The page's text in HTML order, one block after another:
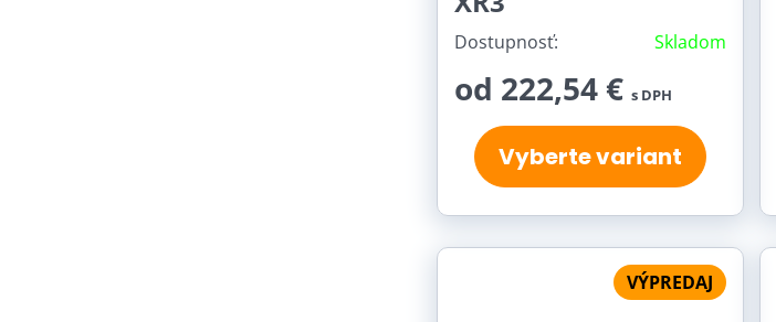
Dostupnosť: Skladom
od 222,54 € s DPH
Vyberte variant
VÝPREDAJ